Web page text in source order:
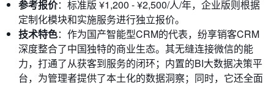
参考报价：标准版 ¥1,200 - ¥2,500/人/年，企业版则根据
定制化模块和实施服务进行独立报价。
技术特色：作为国产智能型CRM的代表，纷享销客CRM
深度整合了中国独特的商业生态。其无缝连接微信的能
力，打通了从获客到服务的闭环；内置的BI大数据决策平
台，为管理者提供了本土化的数据洞察；同时，它还全面